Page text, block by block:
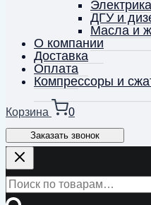
ДГУ и
Масла и
О компании
Доставка
Оплата
Компрессоры и
Корзина 0
Заказать звонок
Искать: